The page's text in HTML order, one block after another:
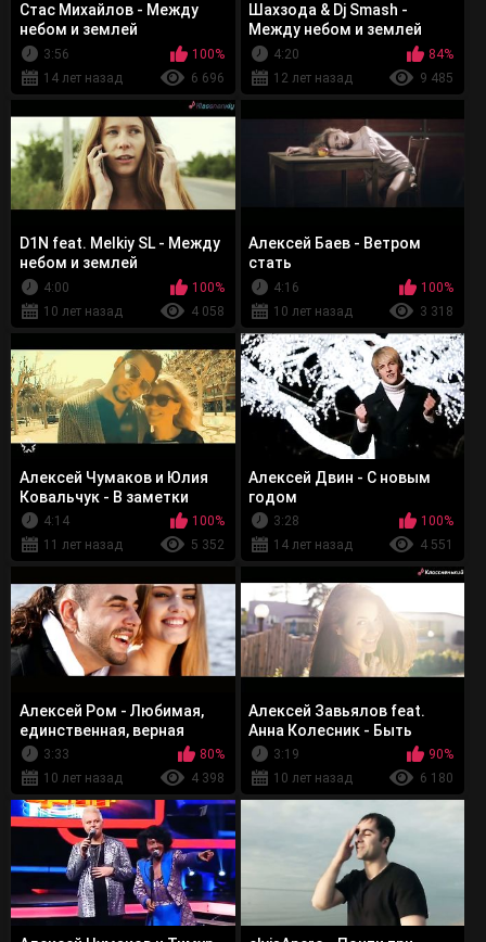
Стас Михайлов - Между
небом и землей
3:56
100%
14 лет назад
6 696
Шахзода & Dj Smash -
Между небом и землей
4:20
84%
12 лет назад
9 485
D1N feat. Melkiy SL - Между
небом и землей
4:00
100%
10 лет назад
4 058
Алексей Баев - Ветром
стать
4:16
100%
10 лет назад
3 318
Алексей Чумаков и Юлия
Ковальчук - В заметки
4:14
100%
11 лет назад
5 352
Алексей Двин - С новым
годом
3:28
100%
14 лет назад
4 551
Алексей Ром - Любимая,
единственная, верная
3:33
80%
10 лет назад
4 398
Алексей Завьялов feat.
Анна Колесник - Быть
Рядом
3:19
90%
10 лет назад
6 180